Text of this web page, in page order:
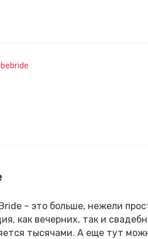
– это больше, нежели
как вечерних, так и
тысячами. А еще тут